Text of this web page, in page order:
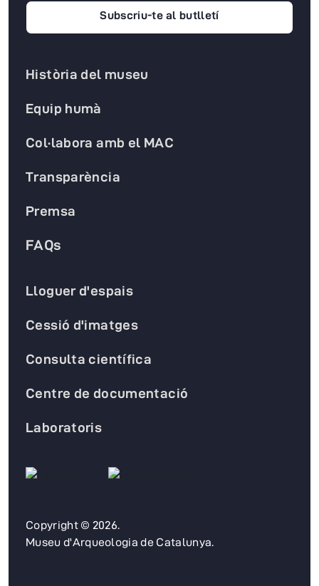
Copyright © 2026.
Museu d'Arqueologia de Catalunya.
Història del museu
Equip humà
Col·labora amb el MAC
Transparència
Premsa
FAQs
Lloguer d'espais
Cessió d'imatges
Consulta científica
Centre de documentació
Laboratoris
Subscriu-te al butlletí